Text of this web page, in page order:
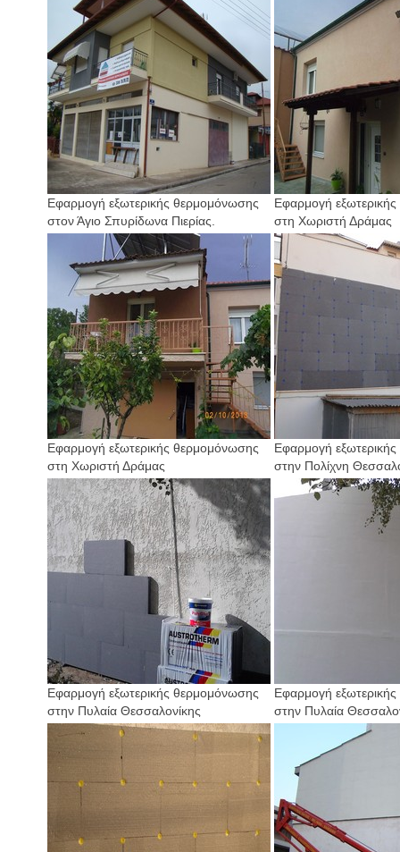
Εφαρμογή εξωτερικής θερμομόνωσης
στον Άγιο Σπυρίδωνα Πιερίας.
Εφαρμογή
στη Χωριστή Δράμας
Εφαρμογή εξωτερικής θερμομόνωσης
στη Χωριστή Δράμας
Εφαρμογή
στην Πολίχνη
Εφαρμογή εξωτερικής θερμομόνωσης
στην Πυλαία Θεσσαλονίκης
Εφαρμογή
στην Πυλαία